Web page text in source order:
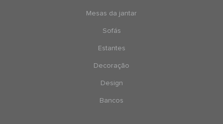
Mesas da jantar
Sofás
Estantes
Decoração
Design
Bancos